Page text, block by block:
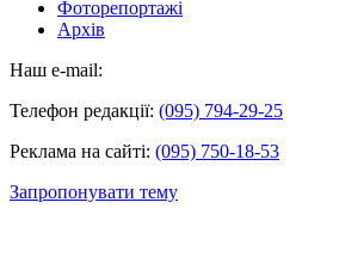
Фоторепортажі
Архів
Наш e-mail:
Телефон редакції: (095) 794-29-25
Реклама на сайті: (095) 750-18-53
Запропонувати тему